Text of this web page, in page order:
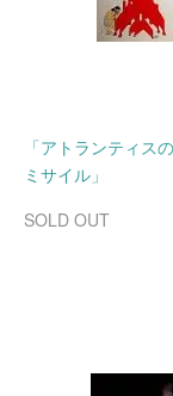
「アトランティス
ミサイル」
SOLD OUT